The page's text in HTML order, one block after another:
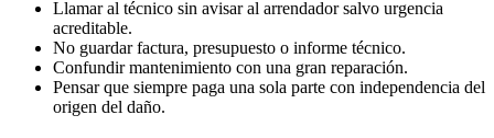
Llamar al técnico sin avisar al arrendador salvo urgencia
acreditable.
No guardar factura, presupuesto o informe técnico.
Confundir mantenimiento con una gran reparación.
Pensar que siempre paga una sola parte con independencia del
origen del daño.